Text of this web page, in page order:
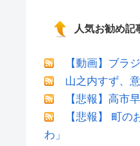
人気お勧め記
【動画】ブラ
山之内すず、
【悲報】高市
【悲報】 町
わ」